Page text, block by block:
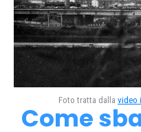
Foto tratta dalla video
Come